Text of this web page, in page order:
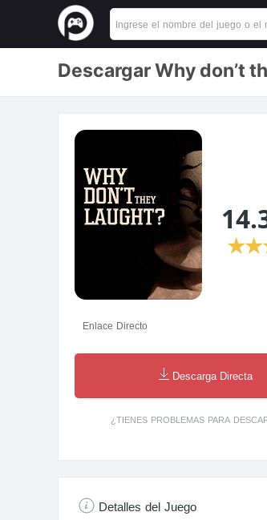
Descargar Why don’t
★★
Enlace Directo
Descarga Directa
¿TIENES PROBLEMAS PARA
Detalles del Juego